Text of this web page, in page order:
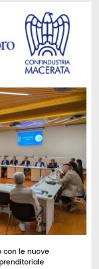
con le nuove